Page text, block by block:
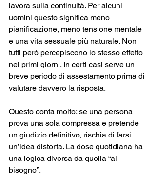
lavora sulla continuità. Per alcuni
uomini questo significa meno
pianificazione, meno tensione mentale
e una vita sessuale più naturale. Non
tutti però percepiscono lo stesso effetto
nei primi giorni. In certi casi serve un
breve periodo di assestamento prima di
valutare davvero la risposta.
Questo conta molto: se una persona
prova una sola compressa e pretende
un giudizio definitivo, rischia di farsi
un’idea distorta. La dose quotidiana ha
una logica diversa da quella “al
bisogno”.